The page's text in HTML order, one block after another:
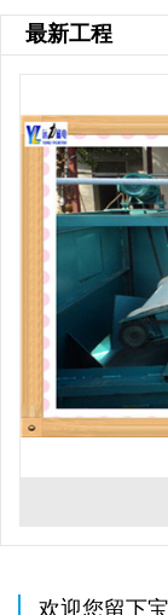
最新工程
欢迎您留下